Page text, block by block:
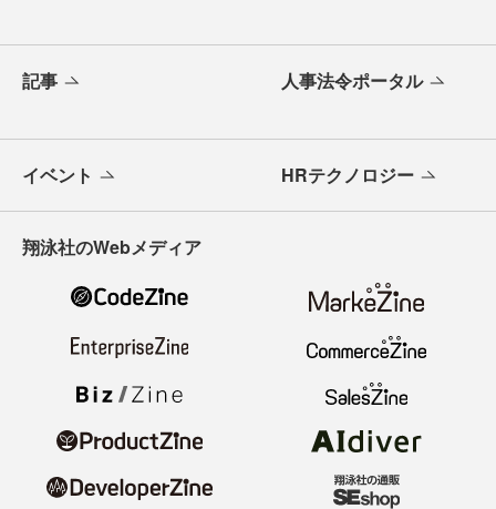
記事 人事法令ポータル
イベント HRテクノロジー
翔泳社のWebメディア